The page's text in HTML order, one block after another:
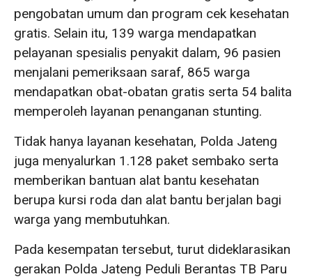
pengobatan umum dan program cek kesehatan
gratis. Selain itu, 139 warga mendapatkan
pelayanan spesialis penyakit dalam, 96 pasien
menjalani pemeriksaan saraf, 865 warga
mendapatkan obat-obatan gratis serta 54 balita
memperoleh layanan penanganan stunting.
Tidak hanya layanan kesehatan, Polda Jateng
juga menyalurkan 1.128 paket sembako serta
memberikan bantuan alat bantu kesehatan
berupa kursi roda dan alat bantu berjalan bagi
warga yang membutuhkan.
Pada kesempatan tersebut, turut dideklarasikan
gerakan Polda Jateng Peduli Berantas TB Paru